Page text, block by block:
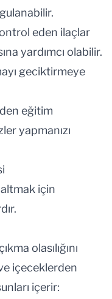
eden ilaçlar
yardımcı olabilir.
geciktirmeye
eğitim
yapmanızı
için
olasılığını
içeceklerden
içerir: